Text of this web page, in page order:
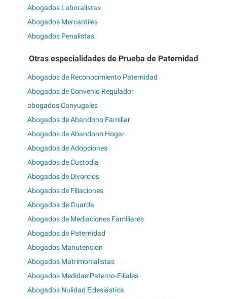
Abogados Laboralistas
Abogados Mercantiles
Abogados Penalistas
Otras especialidades de Prueba de Paternidad
Abogados de Reconocimiento Paternidad
Abogados de Convenio Regulador
abogados Conyugales
Abogados de Abandono Familiar
Abogados de Abandono Hogar
Abogados de Adopciones
Abogados de Custodia
Abogados de Divorcios
Abogados de Filiaciones
Abogados de Guarda
Abogados de Mediaciones Familiares
Abogados de Paternidad
Abogados Manutencion
Abogados Matrimonialistas
Abogados Medidas Paterno-Filiales
Abogados Nulidad Eclesiástica